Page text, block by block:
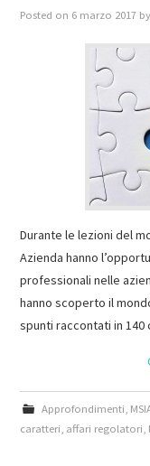
Posted on 6 marzo 2017 by
Durante le lezioni del
Azienda hanno
professionali nelle
hanno scoperto il
spunti raccontati in
Approfondimenti
caratteri affari regolatori